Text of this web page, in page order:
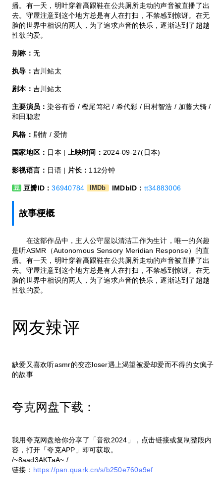
播。有一天，明叶穿着高跟鞋在公共厕所走动的声音被直播了出
去。守屋注意到这个地方总是有人在打扫，不禁感到惊讶。在无
脸的世界中相识的两人，为了追求声音的快乐，逐渐达到了超越
性欲的爱。
别称： 无
执导： 吉川鲇太
剧本： 吉川鲇太
主要演员：染谷有香 / 樫尾笃纪 / 希代彩 / 田村智浩 / 加藤大骑 /
和田聪宏
风格： 剧情 / 爱情
国家地区： 日本 | 上映时间： 2024-09-27(日本)
影视语言： 日语 | 片长： 112分钟
豆 豆瓣ID：36940784 IMDb IMDbID： tt34883006
故事梗概
在这部作品中，主人公守屋以清洁工作为生计，唯一的兴趣
是听ASMR（Autonomous Sensory Meridian Response）的直
播。有一天，明叶穿着高跟鞋在公共厕所走动的声音被直播了出
去。守屋注意到这个地方总是有人在打扫，不禁感到惊讶。在无
脸的世界中相识的两人，为了追求声音的快乐，逐渐达到了超越
性欲的爱。
网友辣评
缺爱又喜欢听asmr的变态loser遇上渴望被爱却爱而不得的女疯子
的故事
夸克网盘下载：
我用夸克网盘给你分享了「音欲2024」，点击链接或复制整段内
容，打开「夸克APP」即可获取。
/~8aad3AKTaA~:/
链接： https://pan.quark.cn/s/b250e760a9ef